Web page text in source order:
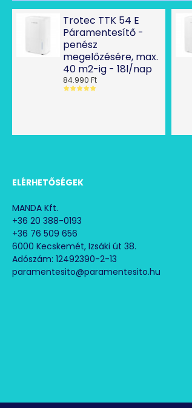
Trotec TTK 54 E
Páramentesítő -
penész
megelőzésére, max.
40 m2-ig - 18l/nap
84.990 Ft
ELÉRHETŐSÉGEK
MANDA Kft.
+36 20 388-0193
+36 76 509 656
6000 Kecskemét, Izsáki út 38.
Adószám: 12492390-2-13
paramentesito@paramentesito.hu